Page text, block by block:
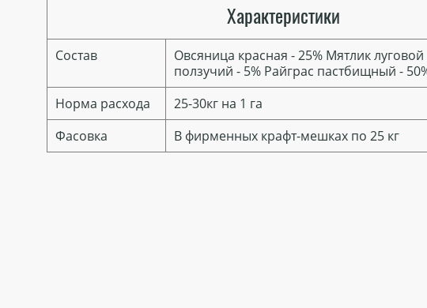
Характеристики
Состав
Овсяница красная - 25% Мятлик луговой
ползучий - 5% Райграс пастбищный -
Норма расхода
25-30кг на 1 га
Фасовка
В фирменных крафт-мешках по 25 кг